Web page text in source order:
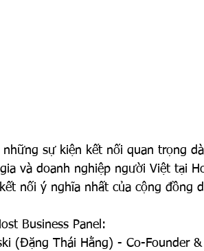
sự kiện kết nối quan trọng
và doanh nghiệp người Việt tại
nối ý nghĩa nhất của cộng đồng
Business Panel:
(Đặng Thái Hằng) - Co-Founder